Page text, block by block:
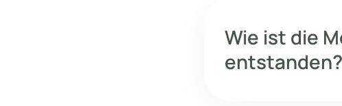
Wie ist die
entstanden?